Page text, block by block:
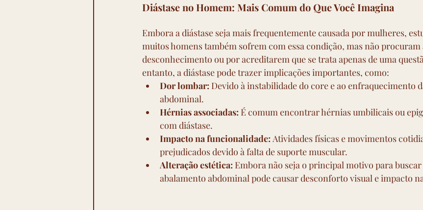
Diástase no Homem: Mais Comum do Que Você Imagina
Embora a diástase seja mais frequentemente causada por mulheres,
muitos homens também sofrem com essa condição, mas não
desconhecimento ou por acreditarem que se trata apenas de uma
entanto, a diástase pode trazer implicações importantes, como:
Dor lombar: Devido à instabilidade do core e ao enfraquecimento
abdominal.
Hérnias associadas: É comum encontrar hérnias umbilicais ou
com diástase.
Impacto na funcionalidade: Atividades físicas e movimentos
prejudicados devido à falta de suporte muscular.
Alteração estética: Embora não seja o principal motivo para
abalamento abdominal pode causar desconforto visual e impacto